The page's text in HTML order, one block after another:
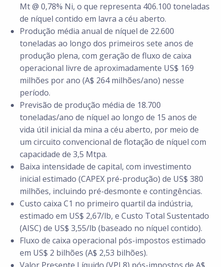
Mt @ 0,78% Ni, o que representa 406.100 toneladas
de níquel contido em lavra a céu aberto.
Produção média anual de níquel de 22.600
toneladas ao longo dos primeiros sete anos de
produção plena, com geração de fluxo de caixa
operacional livre de aproximadamente US$ 169
milhões por ano (A$ 264 milhões/ano) nesse
período.
Previsão de produção média de 18.700
toneladas/ano de níquel ao longo de 15 anos de
vida útil inicial da mina a céu aberto, por meio de
um circuito convencional de flotação de níquel com
capacidade de 3,5 Mtpa.
Baixa intensidade de capital, com investimento
inicial estimado (CAPEX pré-produção) de US$ 380
milhões, incluindo pré-desmonte e contingências.
Custo caixa C1 no primeiro quartil da indústria,
estimado em US$ 2,67/lb, e Custo Total Sustentado
(AISC) de US$ 3,55/lb (baseado no níquel contido).
Fluxo de caixa operacional pós-impostos estimado
em US$ 2 bilhões (A$ 2,53 bilhões).